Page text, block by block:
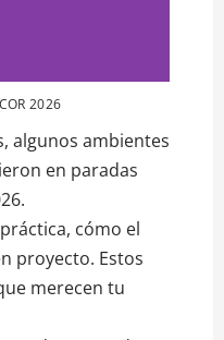
2026
algunos ambientes
en paradas
cómo el
proyecto. Estos
merecen tu